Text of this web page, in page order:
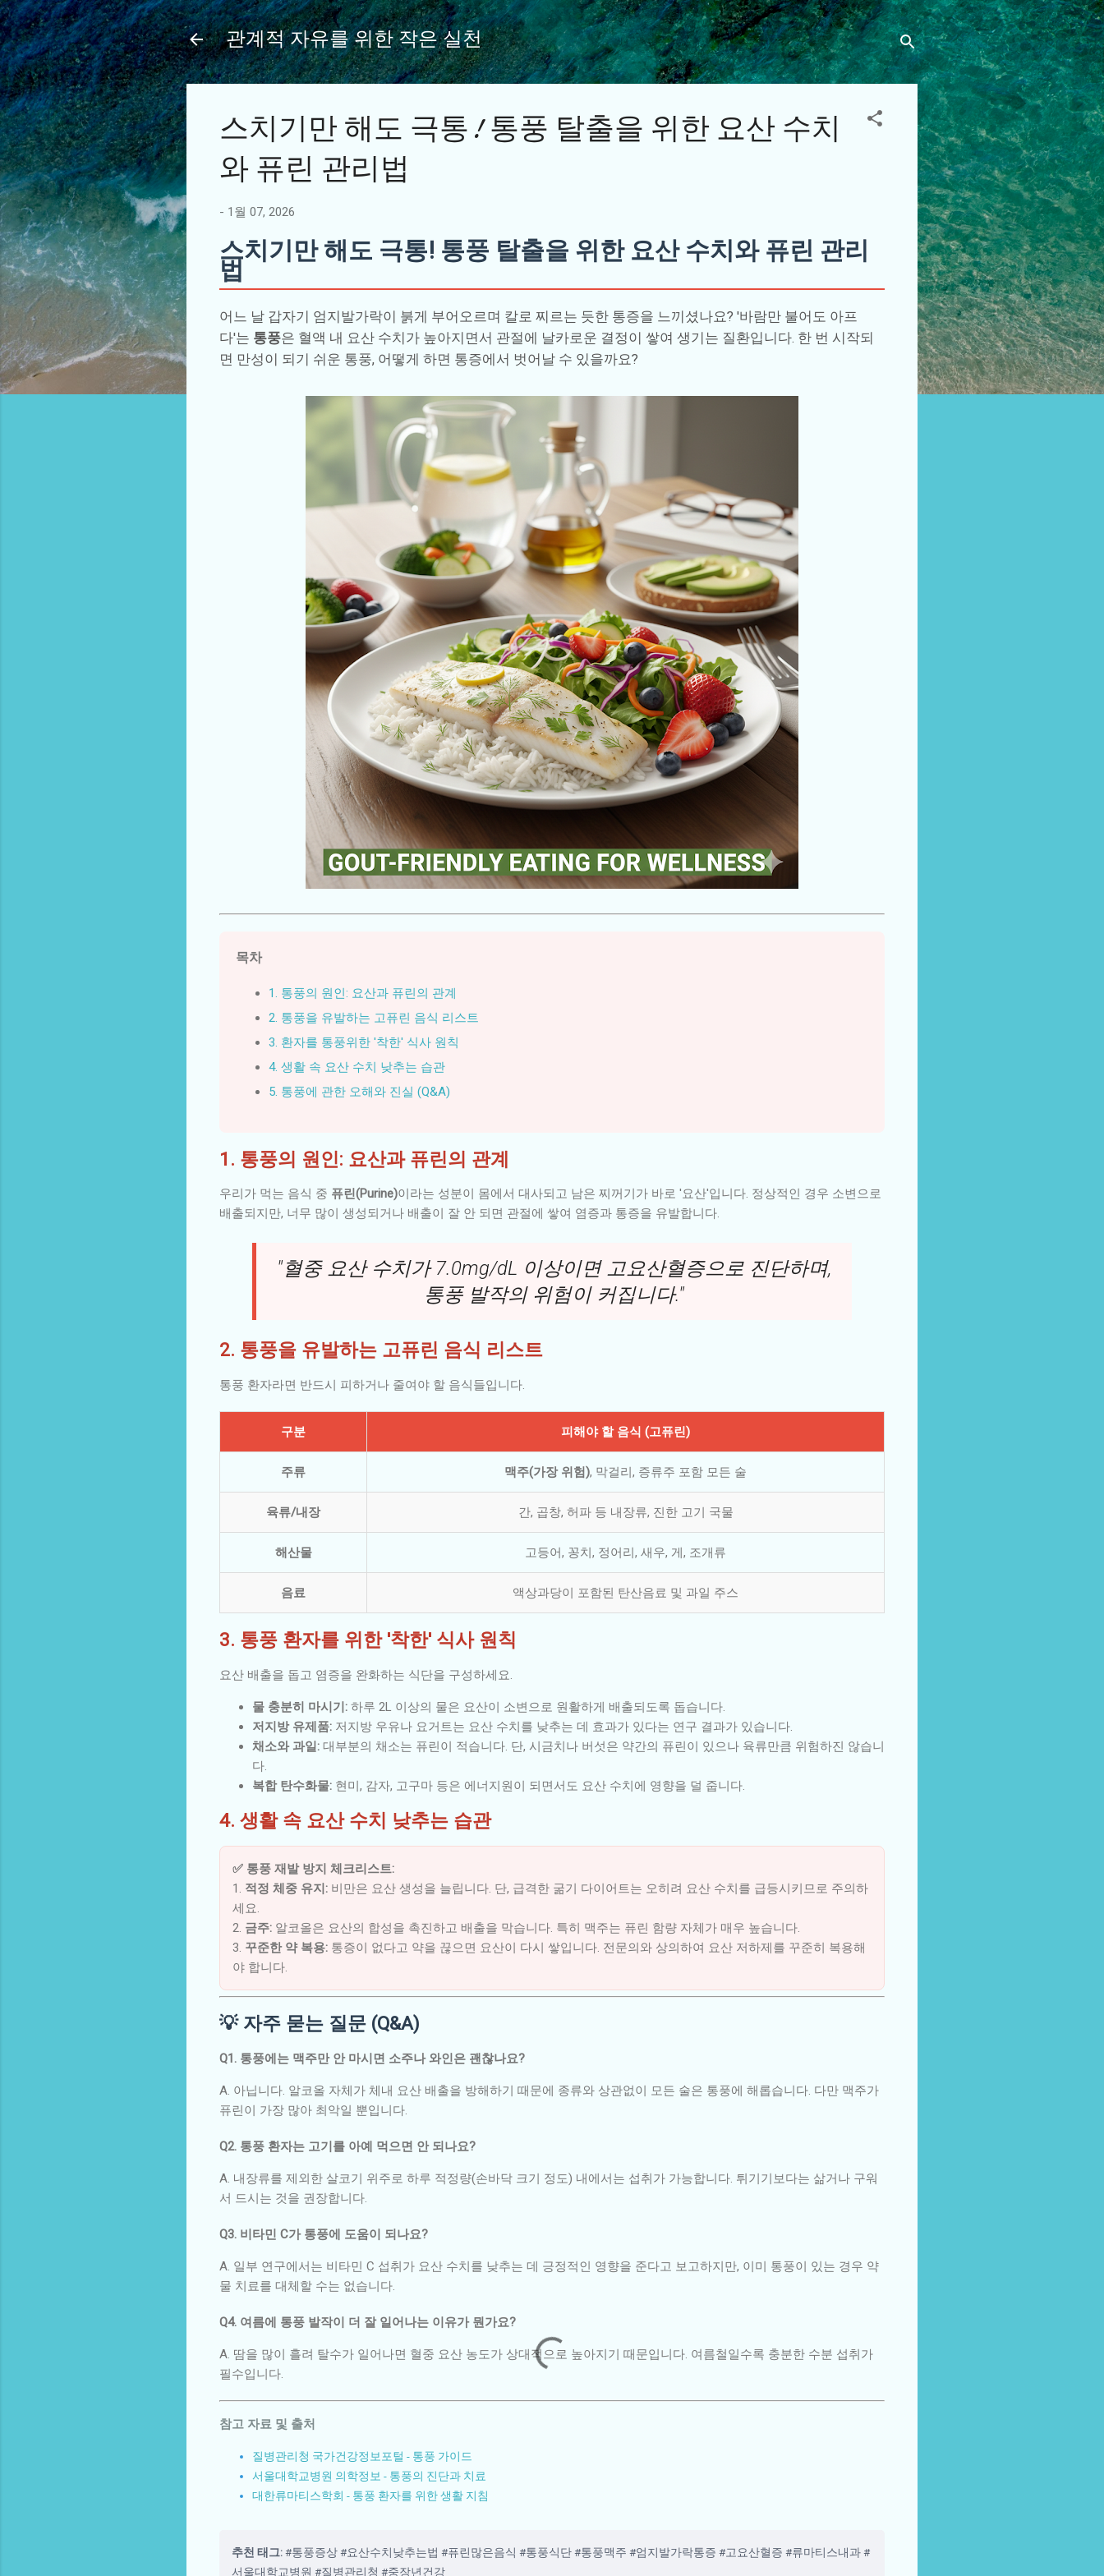
기본 콘텐츠로 건너뛰기
관계적 자유를 위한 작은 실천
스치기만 해도 극통! 통풍 탈출을 위한 요산 수치
와 퓨린 관리법
- 1월 07, 2026
스치기만 해도 극통! 통풍 탈출을 위한 요산 수치와 퓨린 관리
법
어느 날 갑자기 엄지발가락이 붉게 부어오르며 칼로 찌르는 듯한 통증을 느끼셨나요? '바람만 불어도 아프
다'는 통풍은 혈액 내 요산 수치가 높아지면서 관절에 날카로운 결정이 쌓여 생기는 질환입니다. 한 번 시작되
면 만성이 되기 쉬운 통풍, 어떻게 하면 통증에서 벗어날 수 있을까요?
목차
1. 통풍의 원인: 요산과 퓨린의 관계
2. 통풍을 유발하는 고퓨린 음식 리스트
3. 환자를 통풍위한 '착한' 식사 원칙
4. 생활 속 요산 수치 낮추는 습관
5. 통풍에 관한 오해와 진실 (Q&A)
1. 통풍의 원인: 요산과 퓨린의 관계
우리가 먹는 음식 중 퓨린(Purine)이라는 성분이 몸에서 대사되고 남은 찌꺼기가 바로 '요산'입니다. 정상적인 경우 소변으로
배출되지만, 너무 많이 생성되거나 배출이 잘 안 되면 관절에 쌓여 염증과 통증을 유발합니다.
"혈중 요산 수치가 7.0mg/dL 이상이면 고요산혈증으로 진단하며,
통풍 발작의 위험이 커집니다."
2. 통풍을 유발하는 고퓨린 음식 리스트
통풍 환자라면 반드시 피하거나 줄여야 할 음식들입니다.
구분 피해야 할 음식 (고퓨린)
주류 맥주(가장 위험), 막걸리, 증류주 포함 모든 술
육류/내장 간, 곱창, 허파 등 내장류, 진한 고기 국물
해산물 고등어, 꽁치, 정어리, 새우, 게, 조개류
음료 액상과당이 포함된 탄산음료 및 과일 주스
3. 통풍 환자를 위한 '착한' 식사 원칙
요산 배출을 돕고 염증을 완화하는 식단을 구성하세요.
물 충분히 마시기: 하루 2L 이상의 물은 요산이 소변으로 원활하게 배출되도록 돕습니다.
저지방 유제품: 저지방 우유나 요거트는 요산 수치를 낮추는 데 효과가 있다는 연구 결과가 있습니다.
채소와 과일: 대부분의 채소는 퓨린이 적습니다. 단, 시금치나 버섯은 약간의 퓨린이 있으나 육류만큼 위험하진 않습니
다.
복합 탄수화물: 현미, 감자, 고구마 등은 에너지원이 되면서도 요산 수치에 영향을 덜 줍니다.
4. 생활 속 요산 수치 낮추는 습관
✅ 통풍 재발 방지 체크리스트:
1. 적정 체중 유지: 비만은 요산 생성을 늘립니다. 단, 급격한 굶기 다이어트는 오히려 요산 수치를 급등시키므로 주의하
세요.
2. 금주: 알코올은 요산의 합성을 촉진하고 배출을 막습니다. 특히 맥주는 퓨린 함량 자체가 매우 높습니다.
3. 꾸준한 약 복용: 통증이 없다고 약을 끊으면 요산이 다시 쌓입니다. 전문의와 상의하여 요산 저하제를 꾸준히 복용해
야 합니다.
💡 자주 묻는 질문 (Q&A)
Q1. 통풍에는 맥주만 안 마시면 소주나 와인은 괜찮나요?
A. 아닙니다. 알코올 자체가 체내 요산 배출을 방해하기 때문에 종류와 상관없이 모든 술은 통풍에 해롭습니다. 다만 맥주가
퓨린이 가장 많아 최악일 뿐입니다.
Q2. 통풍 환자는 고기를 아예 먹으면 안 되나요?
A. 내장류를 제외한 살코기 위주로 하루 적정량(손바닥 크기 정도) 내에서는 섭취가 가능합니다. 튀기기보다는 삶거나 구워
서 드시는 것을 권장합니다.
Q3. 비타민 C가 통풍에 도움이 되나요?
A. 일부 연구에서는 비타민 C 섭취가 요산 수치를 낮추는 데 긍정적인 영향을 준다고 보고하지만, 이미 통풍이 있는 경우 약
물 치료를 대체할 수는 없습니다.
Q4. 여름에 통풍 발작이 더 잘 일어나는 이유가 뭔가요?
A. 땀을 많이 흘려 탈수가 일어나면 혈중 요산 농도가 상대적으로 높아지기 때문입니다. 여름철일수록 충분한 수분 섭취가
필수입니다.
참고 자료 및 출처
질병관리청 국가건강정보포털 - 통풍 가이드
서울대학교병원 의학정보 - 통풍의 진단과 치료
대한류마티스학회 - 통풍 환자를 위한 생활 지침
추천 태그:#통풍증상 #요산수치낮추는법 #퓨린많은음식 #통풍식단 #통풍맥주 #엄지발가락통증 #고요산혈증 #류마티스내과 #
서울대학교병원 #질병관리청 #중장년건강